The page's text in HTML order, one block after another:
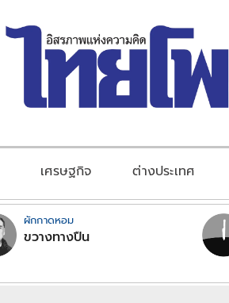
เศรษฐกิจ ต่างประเทศ
ผักกาดหอม
ขวางทางปืน